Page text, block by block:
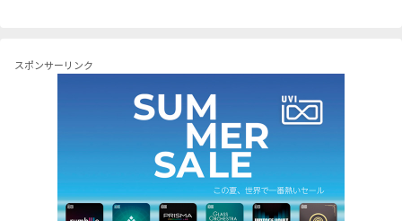
スポンサーリンク